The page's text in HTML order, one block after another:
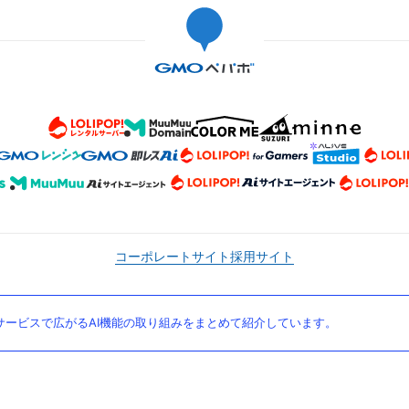
コーポレートサイト採用サイト
ビスで広がるAI機能の取り組みをまとめて紹介しています。